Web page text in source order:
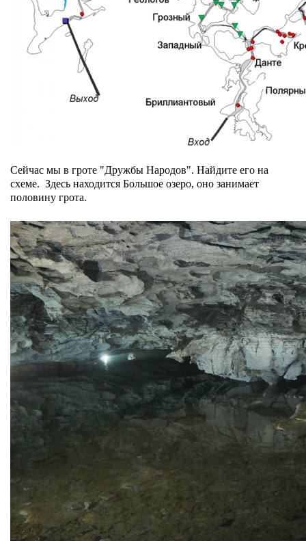
Сейчас мы в гроте "Дружбы Народов". Найдите его на
схеме. Здесь находится Большое озеро, оно занимает
половину грота.